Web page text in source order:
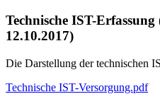
Technische IST-
12.10.2017)
Die Darstellung der technischen
Technische IST-Versorgung.pdf